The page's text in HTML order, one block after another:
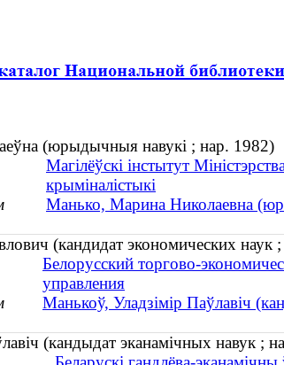
(юрыдычныя навукі ; нар. 1982)
Магілёўскі інстытут
крыміналістыкі
Манько, Марина Николаевна
(кандидат экономических наук
Белорусский торгово-
управления
Манькоў, Уладзімір Паўлавіч
(кандыдат эканамічных навук ;